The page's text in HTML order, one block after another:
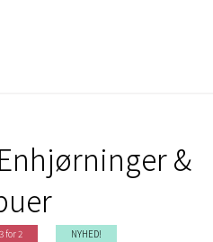
&
3 for 2 NYHED!